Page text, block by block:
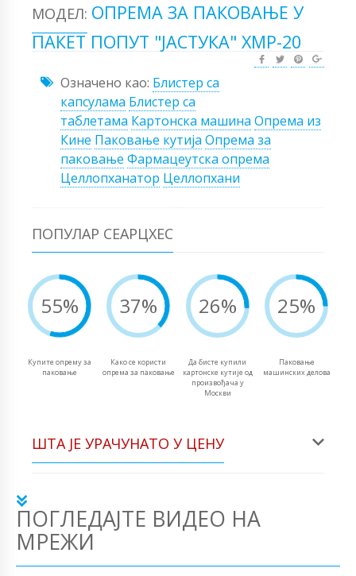
МОДЕЛ: ОПРЕМА ЗА ПАКОВАЊЕ У
ПАКЕТ ПОПУТ "ЈАСТУКА" ХМР-20
Означено као: Блистер са
капсулама Блистер са
таблетама Картонска машина Опрема из
Кине Паковање кутија Опрема за
паковање Фармацеутска опрема
Целлопханатор Целлопхани
ПОПУЛАР СЕАРЦХЕС
55%
Купите опрему за
паковање
37%
Како се користи
опрема за паковање
26%
Да бисте купили
картонске кутије од
произвођача у
Москви
25%
Паковање
машинских делова
ШТА ЈЕ УРАЧУНАТО У ЦЕНУ
ПОГЛЕДАЈТЕ ВИДЕО НА
МРЕЖИ